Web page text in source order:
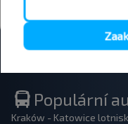
Populární
Kraków - Katowice